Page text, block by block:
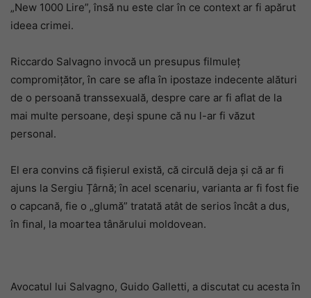
„New 1000 Lire”, însă nu este clar în ce context ar fi apărut
ideea crimei.
Riccardo Salvagno invocă un presupus filmuleț
compromițător, în care se afla în ipostaze indecente alături
de o persoană transsexuală, despre care ar fi aflat de la
mai multe persoane, deși spune că nu l-ar fi văzut
personal.
El era convins că fișierul există, că circulă deja și că ar fi
ajuns la Sergiu Țârnă; în acel scenariu, varianta ar fi fost fie
o capcană, fie o „glumă” tratată atât de serios încât a dus,
în final, la moartea tânărului moldovean.
Avocatul lui Salvagno, Guido Galletti, a discutat cu acesta în